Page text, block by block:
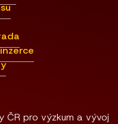
ČR pro výzkum a vývoj